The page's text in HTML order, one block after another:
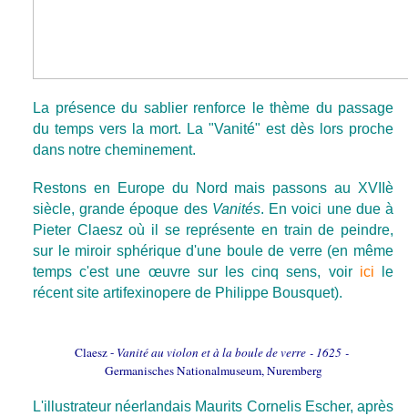
La présence du sablier renforce le thème du passage
du temps vers la mort. La "Vanité" est dès lors proche
dans notre cheminement.
Restons en Europe du Nord mais passons au XVIIè
siècle, grande époque des Vanités. En voici une due à
Pieter Claesz où il se représente en train de peindre,
sur le miroir sphérique d'une boule de verre (en même
temps c'est une œuvre sur les cinq sens, voir ici le
récent site artifexinopere de Philippe Bousquet).
Claesz -Vanité au violon et à la boule de verre - 1625 -
Germanisches Nationalmuseum, Nuremberg
L'illustrateur néerlandais Maurits Cornelis Escher, après